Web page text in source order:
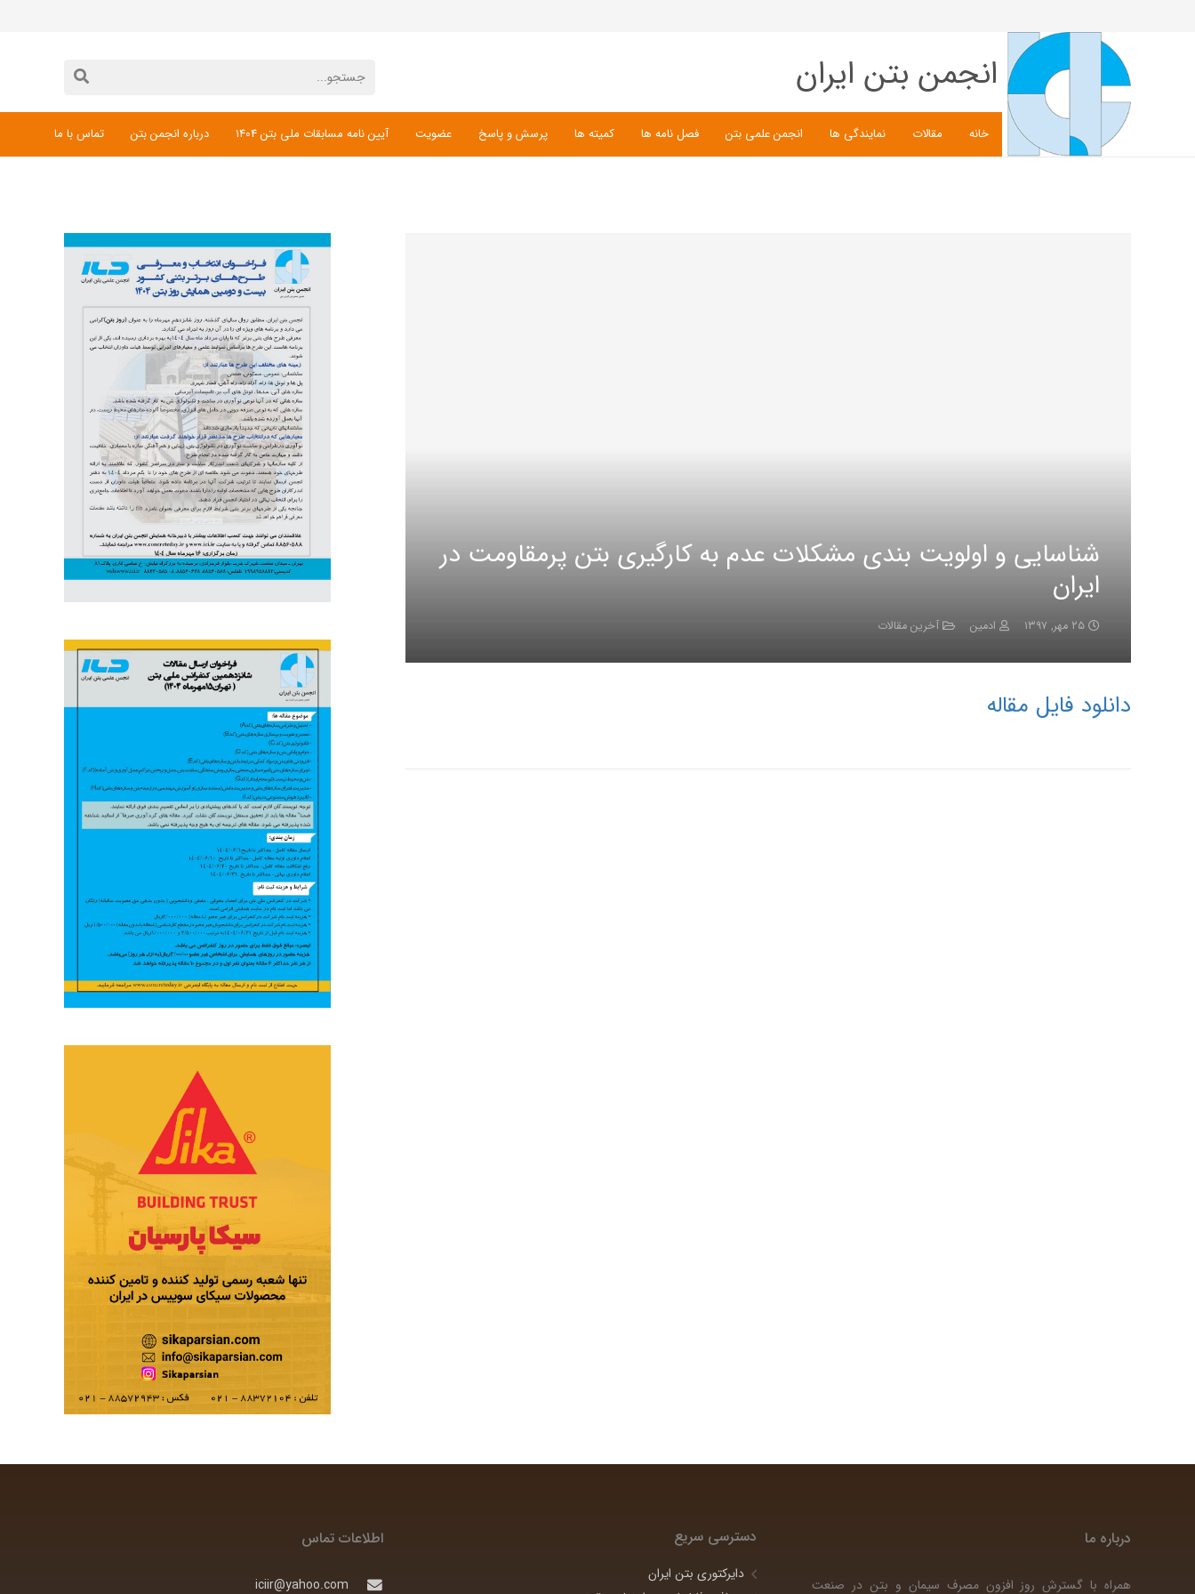
انجمن بتن ایران
خانه مقالات نمایندگی ها انجمن علمی بتن فصل نامه ها کمیته ها پرسش و پاسخ عضویت آیین نامه مسابقات ملی بتن 1404 درباره انجمن بتن تماس با ما
شناسایی و اولویت بندی مشکلات عدم به کارگیری بتن پرمقاومت در
ایران
۲۵ مهر, ۱۳۹۷ ادمین آخرین مقالات
دانلود فایل مقاله
درباره ما
همراه با گسترش روز افزون مصرف سیمان و بتن در صنعت
دسترسی سریع
دایرکتوری بتن ایران
اطلاعات تماس
iciir@yahoo.com